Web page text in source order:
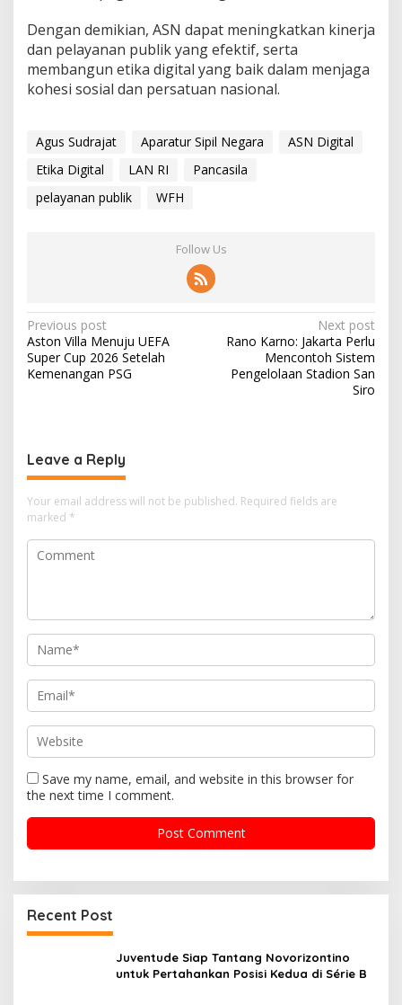
Dengan demikian, ASN dapat meningkatkan kinerja
dan pelayanan publik yang efektif, serta
membangun etika digital yang baik dalam menjaga
kohesi sosial dan persatuan nasional.
Agus Sudrajat Aparatur Sipil Negara
ASN Digital
Etika Digital
LAN RI
Pancasila
pelayanan publik
WFH
Follow Us
P
o
s
a
v
i
g
a
o
n
Previous post
Aston Villa Menuju UEFA
Super Cup 2026 Setelah
Kemenangan PSG
Next post
Rano Karno: Jakarta Perlu
Mencontoh Sistem
Pengelolaan Stadion San
Siro
Leave a Reply
Your email address will not be published. Required fields are
marked *
Save my name, email, and website in this browser for
the next time I comment.
Recent Post
Juventude Siap Tantang Novorizontino
untuk Pertahankan Posisi Kedua di Série B